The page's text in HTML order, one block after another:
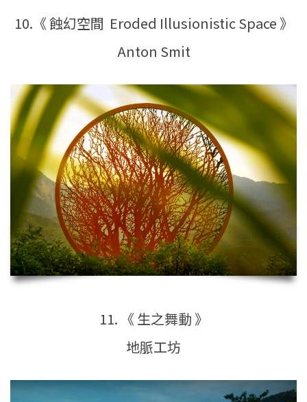
10.《 蝕幻空間 Eroded Illusionistic Space 》
Anton Smit
11. 《 生之舞動 》
地脈工坊